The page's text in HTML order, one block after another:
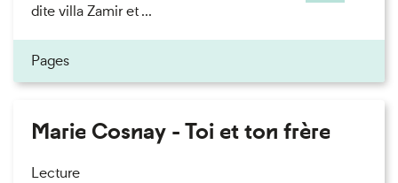
dite villa Zamir et ...
Pages
Marie Cosnay - Toi et ton frère
Lecture